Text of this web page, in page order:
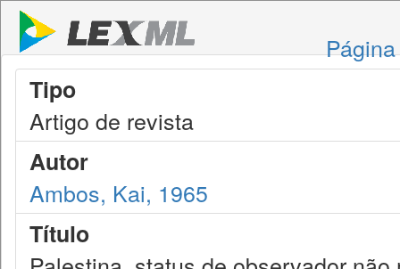
Tipo
Artigo de revista
Autor
Ambos, Kai, 1965
Título